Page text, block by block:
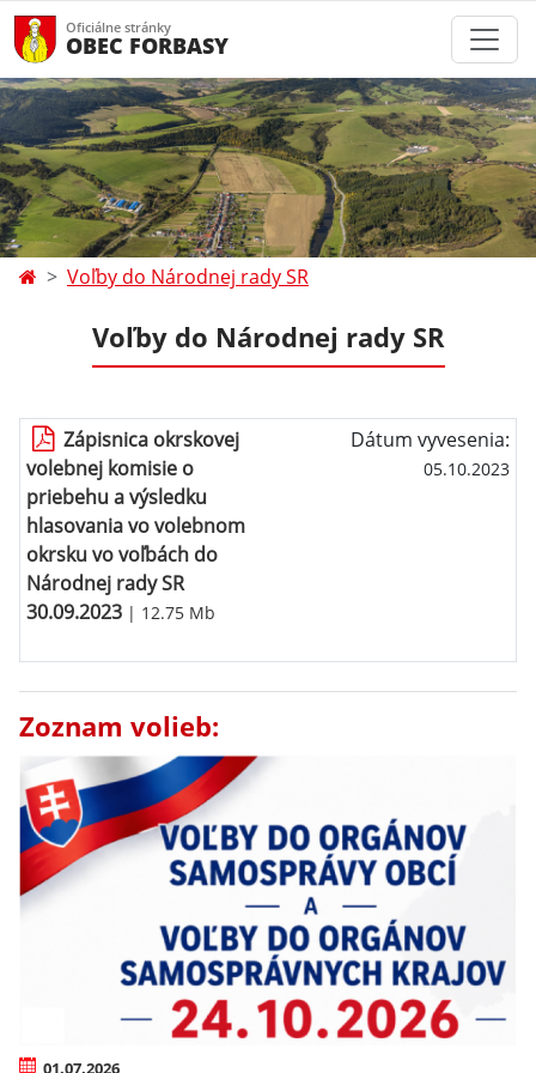
Oficiálne stránky
OBEC FORBASY
Voľby do Národnej rady SR
Voľby do Národnej rady SR
Zápisnica okrskovej
volebnej komisie o
priebehu a výsledku
hlasovania vo volebnom
okrsku vo voľbách do
Národnej rady SR
30.09.2023 | 12.75 Mb
Dátum vyvesenia:
05.10.2023
Zoznam volieb:
01.07.2026